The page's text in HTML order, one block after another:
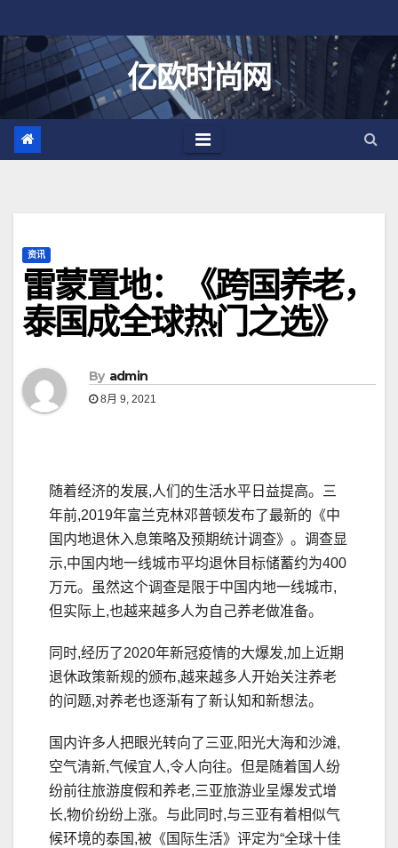
至
亿欧时尚网
资讯
雷蒙置地：《跨国养老，
泰国成全球热门之选》
By admin
8月 9, 2021
随着经济的发展,人们的生活水平日益提高。三
年前,2019年富兰克林邓普顿发布了最新的《中
国内地退休入息策略及预期统计调查》。调查显
示,中国内地一线城市平均退休目标储蓄约为400
万元。虽然这个调查是限于中国内地一线城市,
但实际上,也越来越多人为自己养老做准备。
同时,经历了2020年新冠疫情的大爆发,加上近期
退休政策新规的颁布,越来越多人开始关注养老
的问题,对养老也逐渐有了新认知和新想法。
国内许多人把眼光转向了三亚,阳光大海和沙滩,
空气清新,气候宜人,令人向往。但是随着国人纷
纷前往旅游度假和养老,三亚旅游业呈爆发式增
长,物价纷纷上涨。与此同时,与三亚有着相似气
候环境的泰国,被《国际生活》评定为“全球十佳